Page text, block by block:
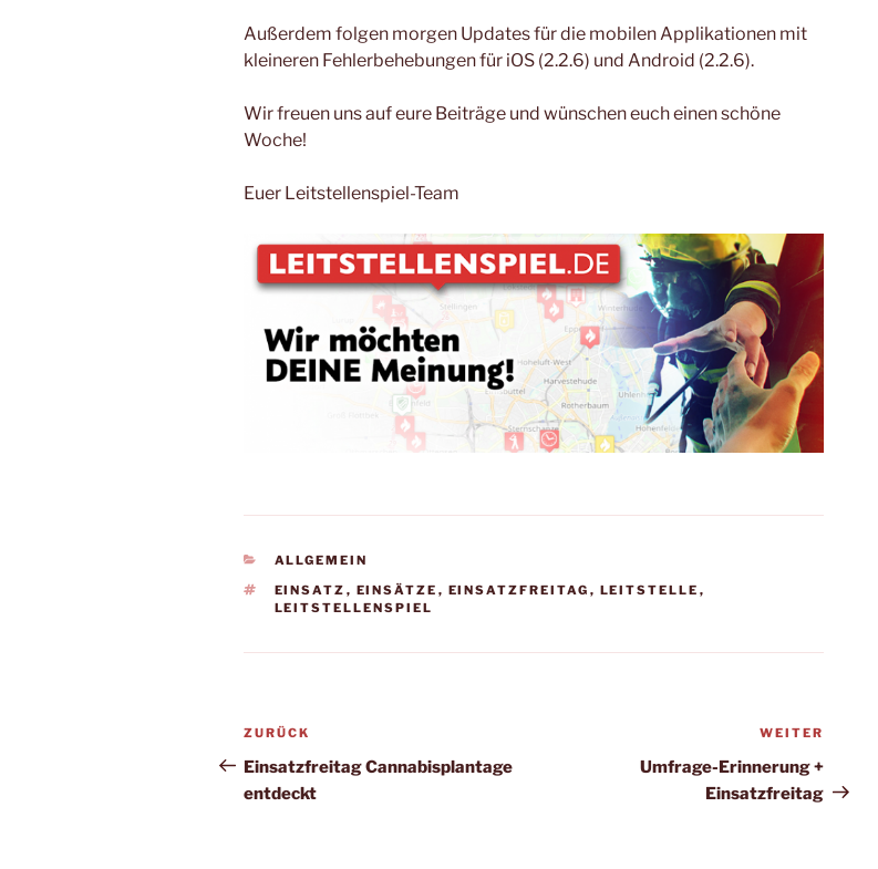
Außerdem folgen morgen Updates für die mobilen Applikationen mit
kleineren Fehlerbehebungen für iOS (2.2.6) und Android (2.2.6).
Wir freuen uns auf eure Beiträge und wünschen euch einen schöne
Woche!
Euer Leitstellenspiel-Team
KATEGORIEN
ALLGEMEIN
SCHLAGWÖRTER
EINSATZ , EINSÄTZE , EINSATZFREITAG , LEITSTELLE ,
LEITSTELLENSPIEL
Beitragsnavigation
Vorheriger
Beitrag
ZURÜCK
Einsatzfreitag Cannabisplantage
entdeckt
Beitrag
WEITER
Umfrage-Erinnerung +
Einsatzfreitag